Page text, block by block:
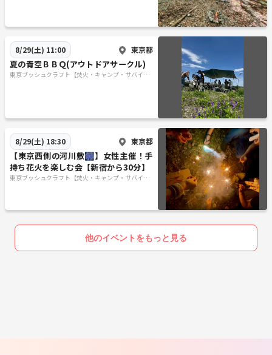
8/29(土) 11:00 東京都
夏の青空ＢＢＱ(アウトドアサークル)
東京ブッシュクラフト【焚火・キャンプ・サバイバ
8/29(土) 18:30 東京都
【東京西側の河川敷🎆】女性主催！手
持ち花火を楽しむ会【新宿から30分】
東京ブッシュクラフト【焚火・キャンプ・サバイバ
他のイベントをもっと見る